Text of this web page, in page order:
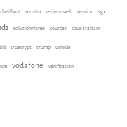
scrutin serveur web session sgx
solutionnisme sources sous-traitant
tld truecrypt trump unhide
vodafone vérification